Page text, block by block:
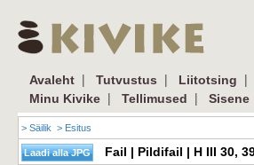
Avaleht | Tutvustus | Liitotsing |
Minu Kivike | Tellimused | Sisene
> Säilik > Esitus
Fail | Pildifail | H III 30,